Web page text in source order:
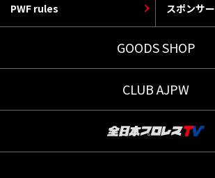
PWF rules スポンサー
GOODS SHOP
CLUB AJPW